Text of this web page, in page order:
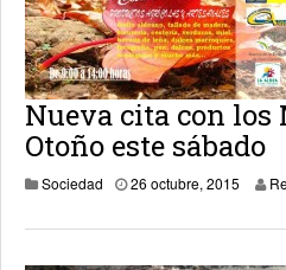
Nueva cita con los
Otoño este sábado
Sociedad 26 octubre, 2015 29